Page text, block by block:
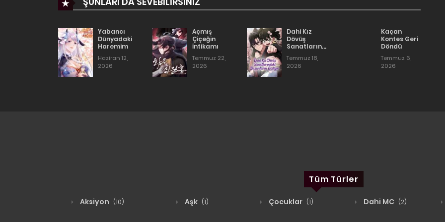
🔗Buna Benzer Fantastik Serileri Okumak İçin:
👉Yabancı Dünyadaki Haremim
Yabancı
Dünyadaki
Haremim
Haziran 12,
2026
Açmış
Çiçeğin
İntikamı
Temmuz 22,
2026
Dahi Kız
Dövüş
Sanatlarındaki
Gizliyor
Temmuz 18,
2026
Kaçan
Kontes Geri
Döndü
Temmuz 6,
2026
Tüm Türler
Aksiyon (10) Aşk (1) Çocuklar (1) Dahi MC (2)